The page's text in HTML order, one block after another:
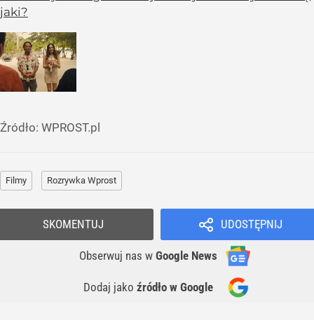
jaki?
Źródło: WPROST.pl
Filmy Rozrywka Wprost
UDOSTĘPNIJ
Obserwuj nas w Google News
Dodaj jako źródło w Google
SKOMENTUJ